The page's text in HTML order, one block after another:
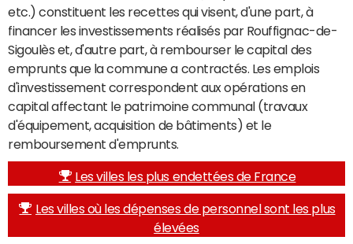
etc.) constituent les recettes qui visent, d'une part, à
financer les investissements réalisés par Rouffignac-de-
Sigoulès et, d'autre part, à rembourser le capital des
emprunts que la commune a contractés. Les emplois
d'investissement correspondent aux opérations en
capital affectant le patrimoine communal (travaux
d'équipement, acquisition de bâtiments) et le
remboursement d'emprunts.
Les villes les plus endettées de France
Les villes où les dépenses de personnel sont les plus
élevées